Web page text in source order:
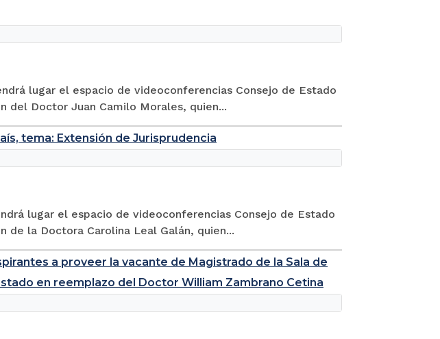
lugar el espacio de videoconferencias Consejo de Estado
del Doctor Juan Camilo Morales, quien...
tema: Extensión de Jurisprudencia
lugar el espacio de videoconferencias Consejo de Estado
de la Doctora Carolina Leal Galán, quien...
a proveer la vacante de Magistrado de la Sala de
en reemplazo del Doctor William Zambrano Cetina